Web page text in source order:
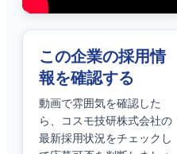
この企業の採用情
報を確認する
動画で雰囲気を確認した
ら、
コスモ技研株式会社の
最新採用状況をチェックし